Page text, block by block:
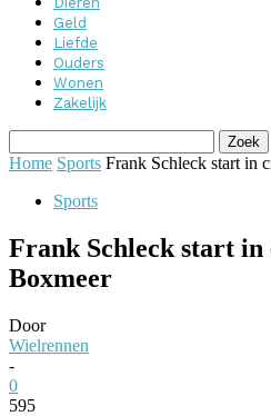
Geld
Liefde
Ouders
Wonen
Zakelijk
Home Sports Frank Schleck start in
Sports
Frank Schleck start
Boxmeer
Door
Wielrennen
-
0
595